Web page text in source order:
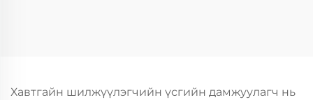
Хавтгайн шилжүүлэгчийн үсгийн дамжуулагч нь